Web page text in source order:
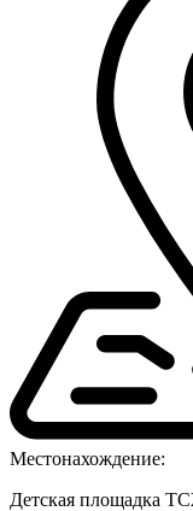
Местонахождение:
Детская площадка